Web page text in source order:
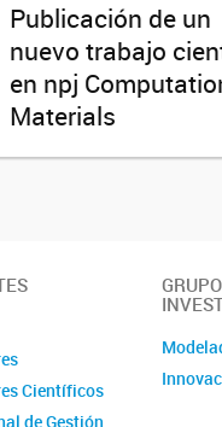
Publicación de un
nuevo trabajo
en npj
Materials
Científicos
de Gestión